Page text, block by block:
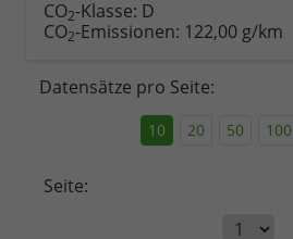
CO2-Klasse: D
CO2-Emissionen: 122,00 g/km
Datensätze pro Seite:
10 20 50 100
Seite: